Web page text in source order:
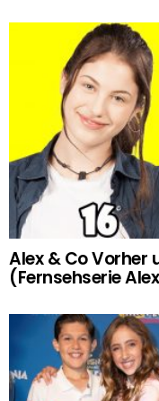
Alex & Co Vorher
(Fernsehserie